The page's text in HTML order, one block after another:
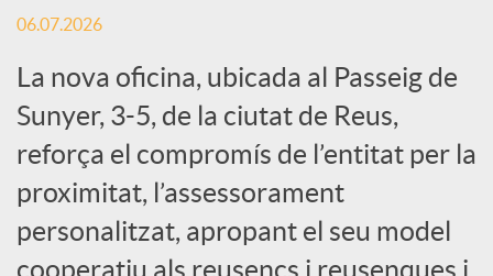
e
s
S
o
06.07.2026
La nova oficina, ubicada al Passeig de
Sunyer, 3-5, de la ciutat de Reus,
reforça el compromís de l’entitat per la
proximitat, l’assessorament
personalitzat, apropant el seu model
cooperatiu als reusencs i reusenques i